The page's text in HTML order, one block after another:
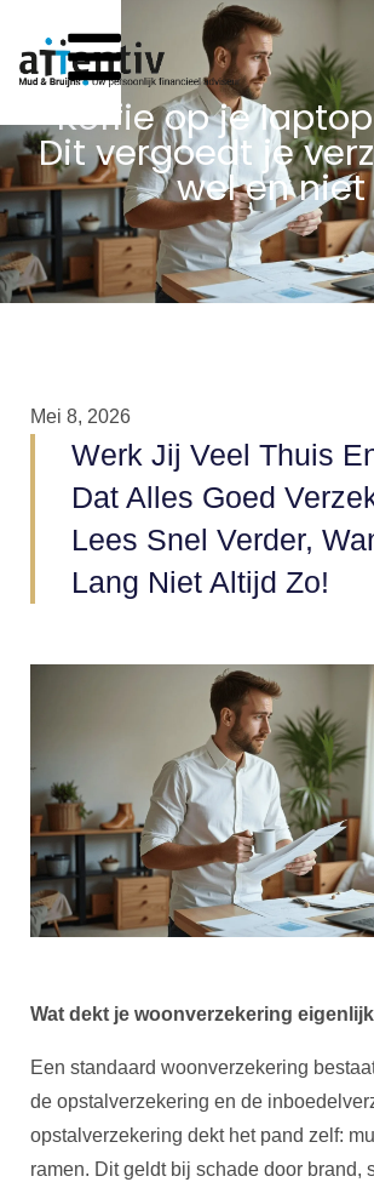
Koffie op je
Dit vergoedt je
wel en niet
Mei 8, 2026
Werk Jij Veel Thuis
Dat Alles Goed
Lees Snel Verder,
Lang Niet Altijd Zo!
Wat dekt je woonverzekering
Een standaard woonverzekering
de opstalverzekering en de
opstalverzekering dekt het pand zelf:
ramen. Dit geldt bij schade door brand,